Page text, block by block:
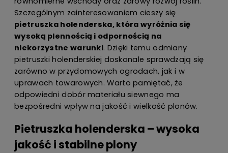
Szczególnym zainteresowaniem cieszy się
pietruszka holenderska, która wyróżnia się
wysoką plennością i odpornością na
niekorzystne warunki. Dzięki temu odmiany
pietruszki holenderskiej doskonale sprawdzają się
zarówno w przydomowych ogrodach, jak i w
uprawach towarowych. Warto pamiętać, że
odpowiedni dobór materiału siewnego ma
bezpośredni wpływ na jakość i wielkość plonów.
Pietruszka holenderska – wysoka
jakość i stabilne plony